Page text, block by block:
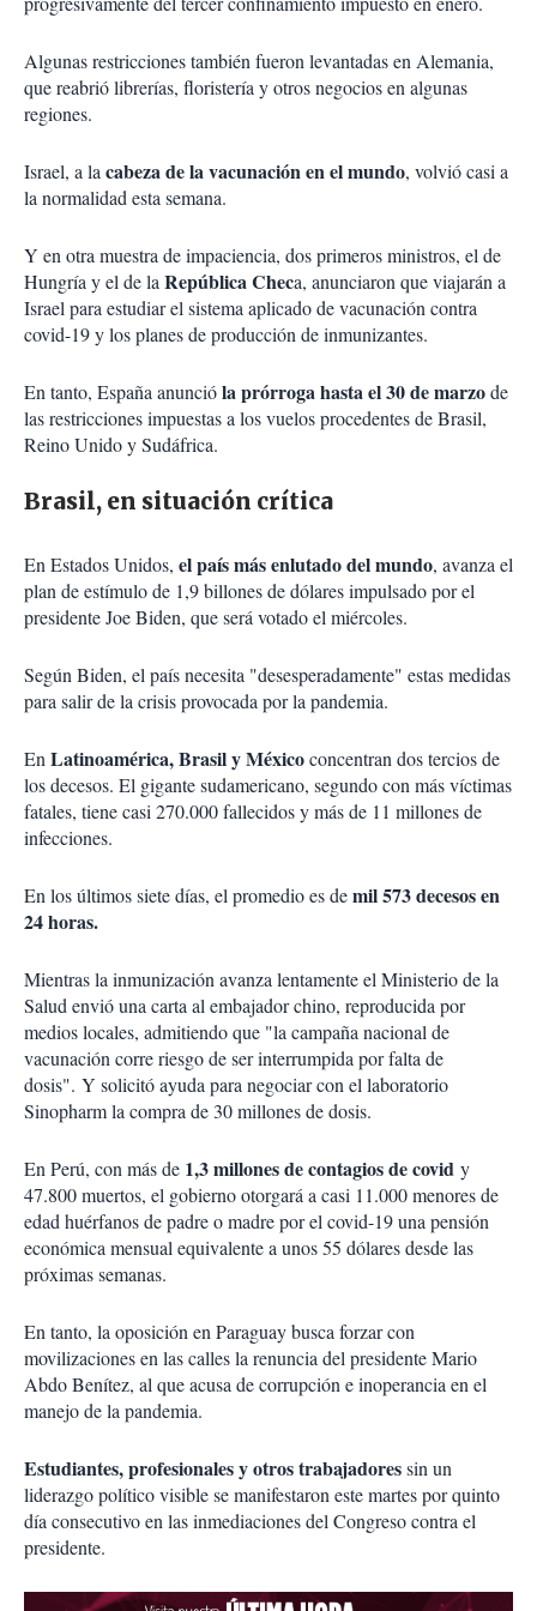
Algunas restricciones también fueron levantadas en Alemania,
que reabrió librerías, floristería y otros negocios en algunas
regiones.
Israel, a lacabeza de la vacunación en el mundo, volvió casi a
la normalidad esta semana.
Y en otra muestra de impaciencia, dos primeros ministros, el de
Hungría y el de laRepública Checa, anunciaron que viajarán a
Israel para estudiar el sistema aplicado de vacunación contra
covid-19 y los planes de producción de inmunizantes.
En tanto, España anuncióla prórroga hasta el 30 de marzode
las restricciones impuestas a los vuelos procedentes de Brasil,
Reino Unido y Sudáfrica.
Brasil, en situación crítica
En Estados Unidos, el país más enlutado del mundo, avanza el
plan de estímulo de 1,9 billones de dólares impulsado por el
presidente Joe Biden, que será votado el miércoles.
Según Biden, el país necesita "desesperadamente" estas medidas
para salir de la crisis provocada por la pandemia.
EnLatinoamérica, Brasil y Méxicoconcentran dos tercios de
los decesos. El gigante sudamericano, segundo con más víctimas
fatales, tiene casi 270.000 fallecidos y más de 11 millones de
infecciones.
En los últimos siete días, el promedio es demil 573 decesos en
24 horas.
Mientras la inmunización avanza lentamente el Ministerio de la
Salud envió una carta al embajador chino, reproducida por
medios locales, admitiendo que "la campaña nacional de
vacunación corre riesgo de ser interrumpida por falta de
dosis". Y solicitó ayuda para negociar con el laboratorio
Sinopharm la compra de 30 millones de dosis.
En Perú, con más de 1,3 millones de contagios de covid y
47.800 muertos, el gobierno otorgará a casi 11.000 menores de
edad huérfanos de padre o madre por el covid-19 una pensión
económica mensual equivalente a unos 55 dólares desde las
próximas semanas.
En tanto, la oposición en Paraguay busca forzar con
movilizaciones en las calles la renuncia del presidente Mario
Abdo Benítez, al que acusa de corrupción e inoperancia en el
manejo de la pandemia.
Estudiantes, profesionales y otros trabajadoressin un
liderazgo político visible se manifestaron este martes por quinto
día consecutivo en las inmediaciones del Congreso contra el
presidente.